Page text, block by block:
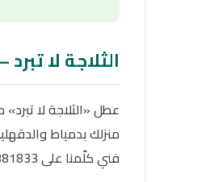
الثلاجة لا
عطل «الثلاجة لا
منزلك بدمياط
فني كلّمنا على 01038881833.